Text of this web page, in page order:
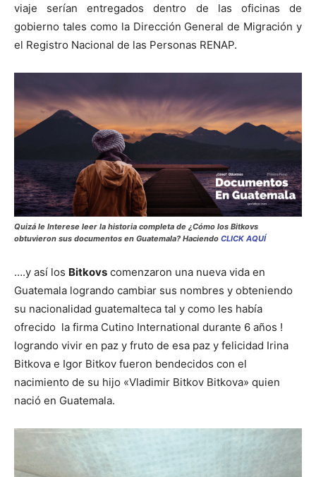
viaje serían entregados dentro de las oficinas de
gobierno tales como la Dirección General de Migración y
el Registro Nacional de las Personas RENAP.
Quizá le Interese leer la historia completa de ¿Cómo los Bitkovs
obtuvieron sus documentos en Guatemala? Haciendo CLICK AQUÍ
….y así los Bitkovs comenzaron una nueva vida en
Guatemala logrando cambiar sus nombres y obteniendo
su nacionalidad guatemalteca tal y como les había
ofrecido la firma Cutino International durante 6 años !
logrando vivir en paz y fruto de esa paz y felicidad Irina
Bitkova e Igor Bitkov fueron bendecidos con el
nacimiento de su hijo «Vladimir Bitkov Bitkova» quien
nació en Guatemala.